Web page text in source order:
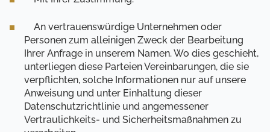
An vertrauenswürdige Unternehmen oder
Personen zum alleinigen Zweck der Bearbeitung
Ihrer Anfrage in unserem Namen. Wo dies geschieht,
unterliegen diese Parteien Vereinbarungen, die sie
verpflichten, solche Informationen nur auf unsere
Anweisung und unter Einhaltung dieser
Datenschutzrichtlinie und angemessener
Vertraulichkeits- und Sicherheitsmaßnahmen zu